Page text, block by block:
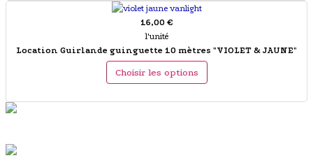
16,00 €
l'unité
Location Guirlande guinguette 10 mètres "VIOLET & JAUNE"
Choisir les options